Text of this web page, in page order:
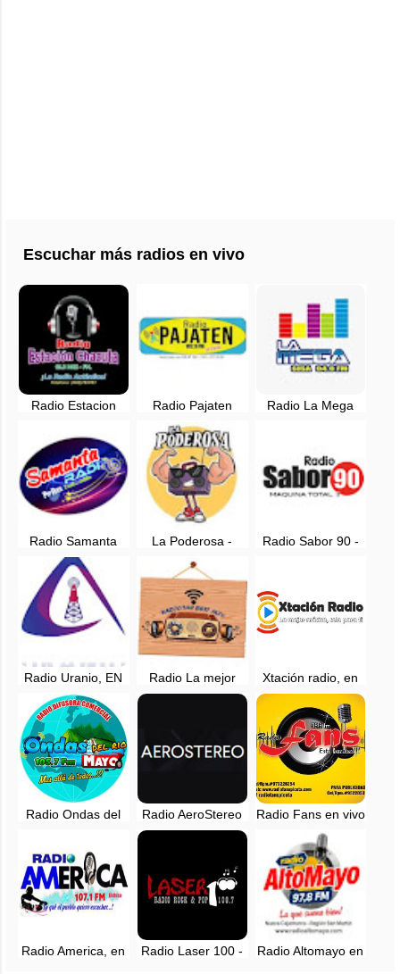
Escuchar más radios en vivo
Radio Estacion
San Martin
Radio Pajaten
Juanjui, San Martin
Radio La Mega
Radio Samanta
Tarapoto en vivo
La Poderosa -
San Martín
Radio Sabor 90 -
Radio Uranio, EN
VIVO - Rioja, San
Martin
Radio La mejor
mezcla, EN VIVO -
Xtación radio, en
vivo - Tarapoto,
San Martin
Radio Ondas del
Cajamarca
Radio AeroStereo
en vivo - Uchiza,
Radio Fans en vivo
Martin - 95.5 FM
Radio America, en
Radio Laser 100 -
Radio Altomayo en